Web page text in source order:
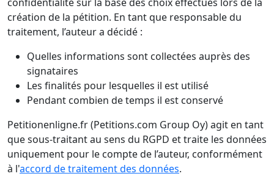
création de la pétition. En tant que responsable du
traitement, l’auteur a décidé :
Quelles informations sont collectées auprès des
signataires
Les finalités pour lesquelles il est utilisé
Pendant combien de temps il est conservé
Petitionenligne.fr (Petitions.com Group Oy) agit en tant
que sous-traitant au sens du RGPD et traite les données
uniquement pour le compte de l’auteur, conformément
à l'accord de traitement des données.